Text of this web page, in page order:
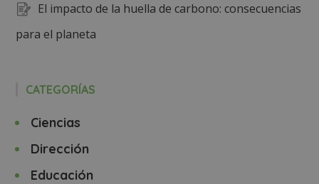
El impacto de la huella de carbono: consecuencias
para el planeta
CATEGORÍAS
Ciencias
Dirección
Educación